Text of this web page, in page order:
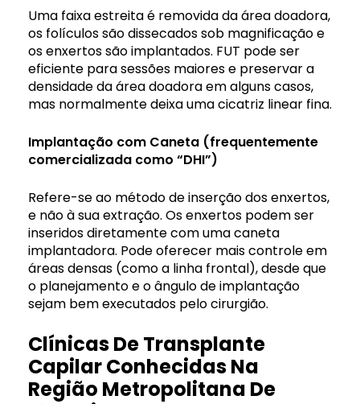
Uma faixa estreita é removida da área doadora,
os folículos são dissecados sob magnificação e
os enxertos são implantados. FUT pode ser
eficiente para sessões maiores e preservar a
densidade da área doadora em alguns casos,
mas normalmente deixa uma cicatriz linear fina.
Implantação com Caneta (frequentemente
comercializada como “DHI”)
Refere-se ao método de inserção dos enxertos,
e não à sua extração. Os enxertos podem ser
inseridos diretamente com uma caneta
implantadora. Pode oferecer mais controle em
áreas densas (como a linha frontal), desde que
o planejamento e o ângulo de implantação
sejam bem executados pelo cirurgião.
Clínicas De Transplante
Capilar Conhecidas Na
Região Metropolitana De